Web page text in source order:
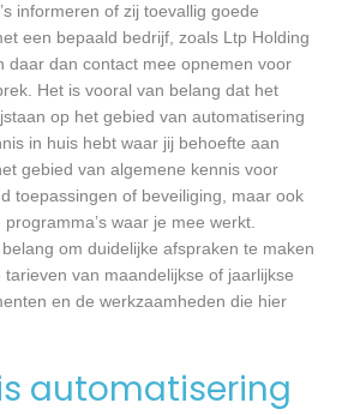
informeren of zij toevallig goede
een bepaald bedrijf, zoals Ltp Holding
daar dan contact mee opnemen voor
Het is vooral van belang dat het
op het gebied van automatisering
in huis hebt waar jij behoefte aan
gebied van algemene kennis voor
toepassingen of beveiliging, maar ook
waar je mee werkt.
om duidelijke afspraken te maken
van maandelijkse of jaarlijkse
en de werkzaamheden die hier
automatisering